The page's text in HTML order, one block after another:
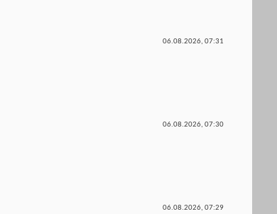
06.08.2026, 07:31
06.08.2026, 07:30
06.08.2026, 07:29